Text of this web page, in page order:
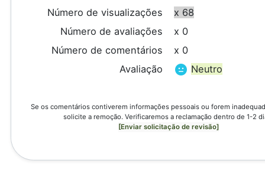
Número de visualizações
x 68
Número de avaliações
x 0
Número de comentários
x 0
Avaliação
Neutro
Se os comentários contiverem informações pessoais ou forem
solicite a remoção. Verificaremos a reclamação dentro de 1-2
[Enviar solicitação de revisão]